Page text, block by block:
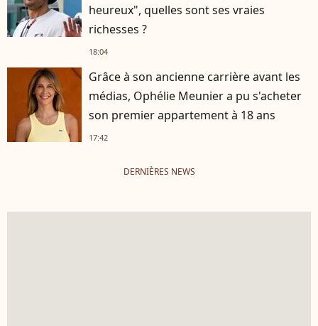
heureux", quelles sont ses vraies
richesses ?
18:04
Grâce à son ancienne carrière avant les
médias, Ophélie Meunier a pu s'acheter
son premier appartement à 18 ans
17:42
DERNIÈRES NEWS